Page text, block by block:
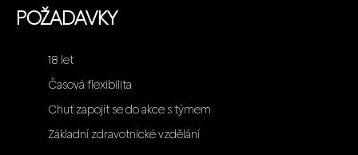
POŽADAVKY
18 let
Časová flexibilita
Chuť zapojit se do akce s týmem
Základní zdravotnické vzdělání